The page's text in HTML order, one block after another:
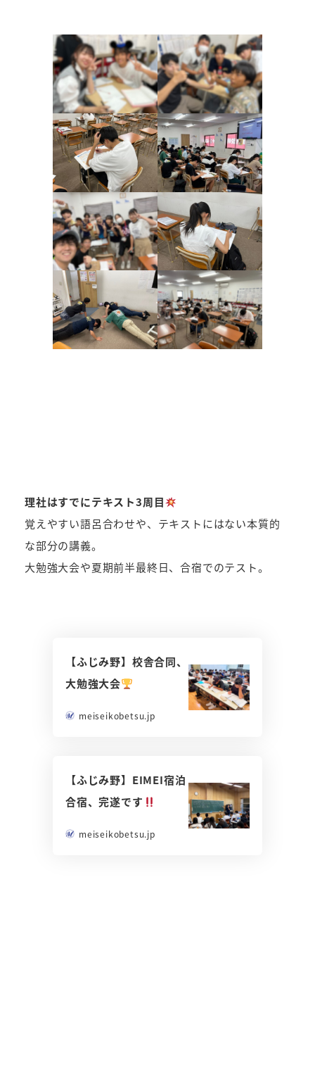
理社はすでにテキスト3周目
覚えやすい語呂合わせや、テキストにはない本質的
な部分の講義。
大勉強大会や夏期前半最終日、合宿でのテスト。
【ふじみ野】校舎合同、
大勉強大会
meiseikobetsu.jp
【ふじみ野】EIMEI宿泊
合宿、完遂です
meiseikobetsu.jp